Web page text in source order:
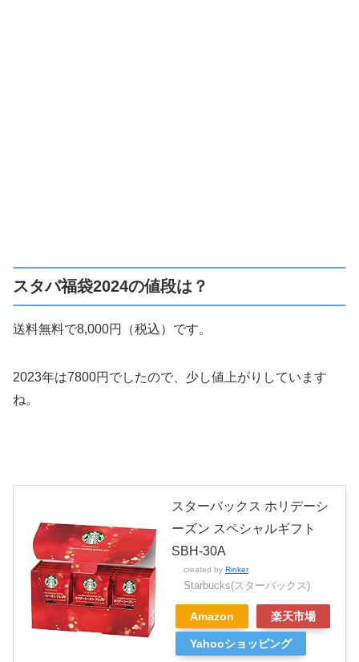
スタバ福袋2024の値段は？
送料無料で8,000円（税込）です。
2023年は7800円でしたので、少し値上がりしています
ね。
スターバックス ホリデーシ
ーズン スペシャルギフト
SBH-30A
created by Rinker
Starbucks(スターバックス)
Amazon 楽天市場
Yahooショッピング